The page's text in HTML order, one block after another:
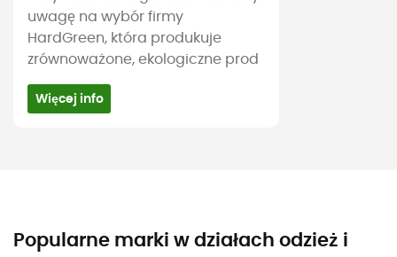
uwagę na wybór firmy
HardGreen, która produkuje
zrównoważone, ekologiczne prod
Więcej info
Popularne marki w działach odzież i